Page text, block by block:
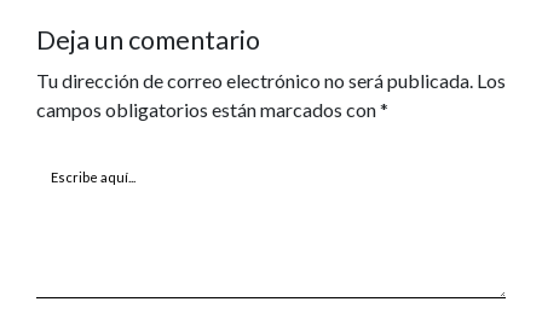
Deja un comentario
Tu dirección de correo electrónico no será publicada. Los
campos obligatorios están marcados con*
Escribe